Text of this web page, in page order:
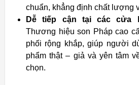
chuẩn, khẳng định chất lượng
Dễ tiếp cận tại các cửa
Thương hiệu son Pháp cao
phối rộng khắp, giúp người
phẩm thật – giả và yên tâm
chọn.